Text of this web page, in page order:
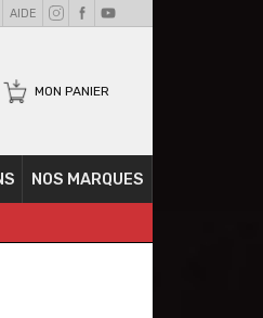
AIDE
MON PANIER
NOS MARQUES